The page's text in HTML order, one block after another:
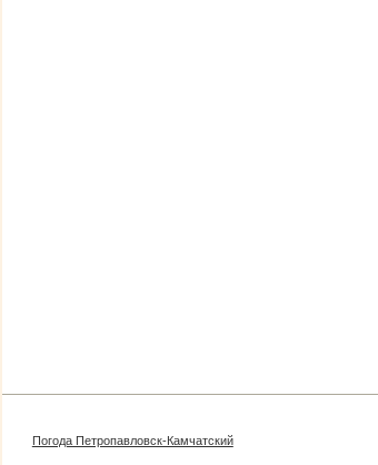
Погода Петропавловск-Камчатский